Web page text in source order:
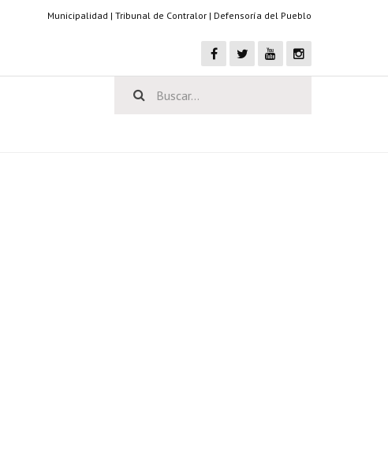
Municipalidad | Tribunal de Contralor | Defensoría del Pueblo